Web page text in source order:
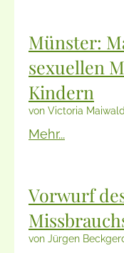
Münster:
sexuellen
Kindern
von Victoria
Mehr...
Vorwurf
von Jürgen